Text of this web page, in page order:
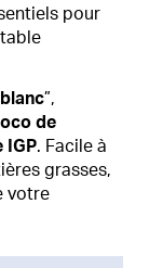
pour
”,
de
IGP. Facile à
grasses,
votre